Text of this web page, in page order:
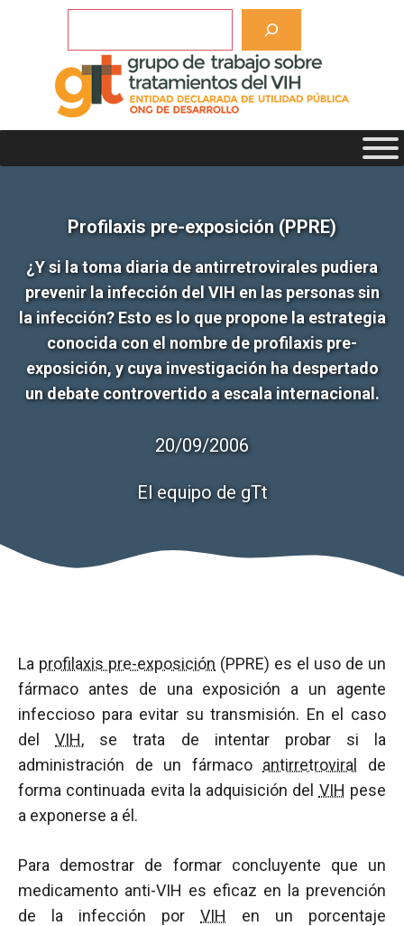
Profilaxis pre-exposición (PPRE)
¿Y si la toma diaria de antirretrovirales pudiera
prevenir la infección del VIH en las personas sin
la infección? Esto es lo que propone la estrategia
conocida con el nombre de profilaxis pre-
exposición, y cuya investigación ha despertado
un debate controvertido a escala internacional.
20/09/2006
El equipo de gTt
La profilaxis pre-exposición (PPRE) es el uso de un
fármaco antes de una exposición a un agente
infeccioso para evitar su transmisión. En el caso
delVIH, se trata de intentar probar si la
administración de un fármaco antirretroviral
de
forma continuada evita la adquisición del VIH pese
a exponerse a él.
Para demostrar de formar concluyente que un
medicamento anti-VIH es eficaz en la prevención
de la infección por VIH en un porcentaje